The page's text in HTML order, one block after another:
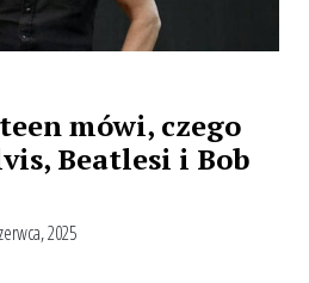
mówi, czego
Beatlesi i Bob
2025